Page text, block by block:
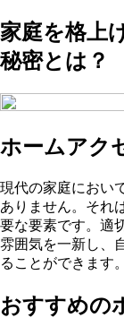
家庭を格上
秘密とは？
ホームアク
現代の家庭におい
ありません。それ
要な要素です。適
雰囲気を一新し、
ることができます。
おすすめの